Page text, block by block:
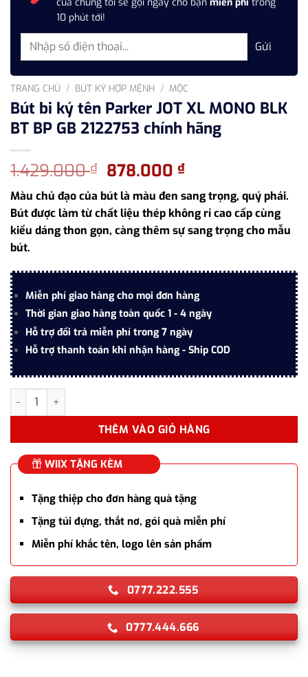
10 phút tới!
TRANG CHỦ / BÚT KÝ HỢP MỆNH / MỘC
Bút bi ký tên Parker JOT XL MONO BLK
BT BP GB 2122753 chính hãng
1.429.000₫ Giá
gốc
là:
1.429.000 ₫.
878.000₫Giá
hiện
tại
là:
878.000 ₫.
Màu chủ đạo của bút là màu đen sang trọng, quý phái.
Bút được làm từ chất liệu thép không rỉ cao cấp cùng
kiểu dáng thon gọn, càng thêm sự sang trọng cho mẫu
bút.
Miễn phí giao hàng cho mọi đơn hàng
Thời gian giao hàng toàn quốc 1 - 4 ngày
Hỗ trợ đổi trả miễn phí trong 7 ngày
Hỗ trợ thanh toán khi nhận hàng - Ship COD
Bút bi ký tên Parker JOT XL MONO BLK BT BP GB 2122753
THÊM VÀO GIỎ HÀNG
WIIX TẶNG KÈM
Tặng thiệp cho đơn hàng quà tặng
Tặng túi đựng, thắt nơ, gói quà miễn phí
Miễn phí khắc tên, logo lên sản phẩm
0777.222.555
0777.444.666